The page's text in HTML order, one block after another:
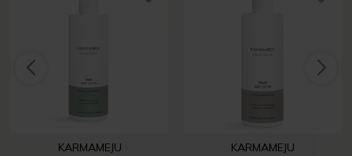
KARMAMEJU
KARMAMEJU